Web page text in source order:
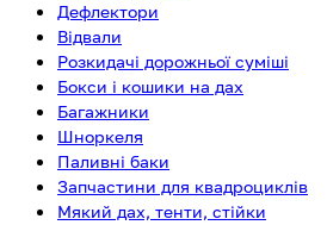
Дефлектори
Відвали
Розкидачі дорожньої суміші
Бокси і кошики на дах
Багажники
Шноркеля
Паливні баки
Запчастини для квадроциклів
Мякий дах, тенти, стійки